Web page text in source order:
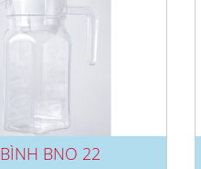
BÌNH BNO 22